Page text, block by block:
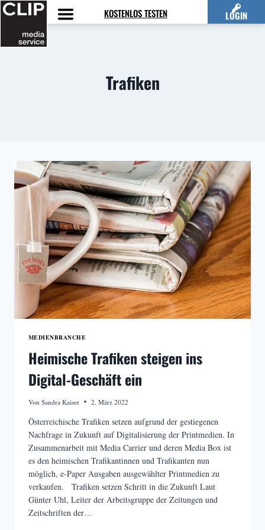
Zum
Inhalt
springen
KOSTENLOS TESTEN LOGIN
Trafiken
MEDIENBRANCHE
Heimische Trafiken steigen ins
Digital-Geschäft ein
Von Sandra Kaiser 2. März 2022
Österreichische Trafiken setzen aufgrund der gestiegenen
Nachfrage in Zukunft auf Digitalisierung der Printmedien. In
Zusammenarbeit mit Media Carrier und deren Media Box ist
es den heimischen Trafikantinnen und Trafikanten nun
möglich, e-Paper Ausgaben ausgewählter Printmedien zu
verkaufen. Trafiken setzen Schritt in die Zukunft Laut
Günter Uhl, Leiter der Arbeitsgruppe der Zeitungen und
Zeitschriften der…